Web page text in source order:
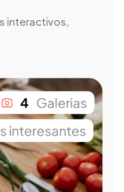
interactivos,